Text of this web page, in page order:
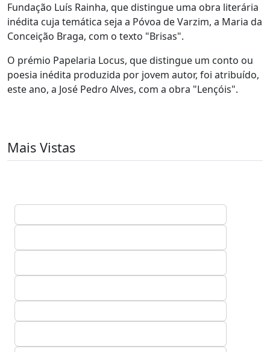
Fundação Luís Rainha, que distingue uma obra literária
inédita cuja temática seja a Póvoa de Varzim, a Maria da
Conceição Braga, com o texto "Brisas".
O prémio Papelaria Locus, que distingue um conto ou
poesia inédita produzida por jovem autor, foi atribuído,
este ano, a José Pedro Alves, com a obra "Lençóis".
Mais Vistas